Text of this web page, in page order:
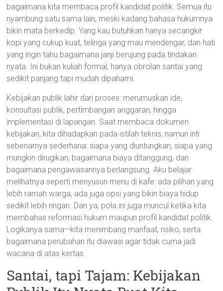
bagaimana kita membaca profil kandidat politik. Semua itu
nyambung satu sama lain, meski kadang bahasa hukumnya
bikin mata berkedip. Yang kau butuhkan hanya secangkir
kopi yang cukup kuat, telinga yang mau mendengar, dan hati
yang ingin tahu bagaimana janji berujung pada tindakan
nyata. Ini bukan kuliah formal, hanya obrolan santai yang
sedikit panjang tapi mudah dipahami.
Kebijakan publik lahir dari proses: merumuskan ide,
konsultasi publik, pertimbangan anggaran, hingga
implementasi di lapangan. Saat membaca dokumen
kebijakan, kita dihadapkan pada istilah teknis, namun inti
sebenarnya sederhana: siapa yang diuntungkan, siapa yang
mungkin dirugikan, bagaimana biaya ditanggung, dan
bagaimana pengawasannya berlangsung. Aku belajar
melihatnya seperti menyusun menu di kafe: ada pilihan yang
lebih ramah warga, ada juga opsi yang bikin biaya hidup
sedikit lebih ringan. Dan ya, pola ini juga muncul ketika kita
membahas reformasi hukum maupun profil kandidat politik.
Logikanya sama—kita menimbang manfaat, risiko, serta
bagaimana perubahan itu diawasi agar tidak cuma jadi
wacana di atas kertas.
Santai, tapi Tajam: Kebijakan